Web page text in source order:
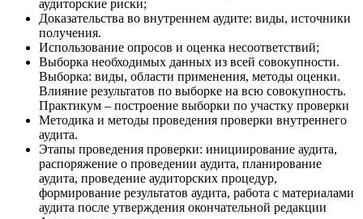
аудиторские риски;
Доказательства во внутреннем аудите: виды, источники
получения.
Использование опросов и оценка несоответствий;
Выборка необходимых данных из всей совокупности.
Выборка: виды, области применения, методы оценки.
Влияние результатов по выборке на всю совокупность.
Практикум – построение выборки по участку проверки
Методика и методы проведения проверки внутреннего
аудита.
Этапы проведения проверки: инициирование аудита,
распоряжение о проведении аудита, планирование
аудита, проведение аудиторских процедур,
формирование результатов аудита, работа с материалами
аудита после утверждения окончательной редакции